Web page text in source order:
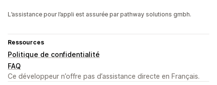
L’assistance pour l’appli est assurée par pathway solutions gmbh.
Ressources
Politique de confidentialité
FAQ
Ce développeur n’offre pas d’assistance directe en Français.